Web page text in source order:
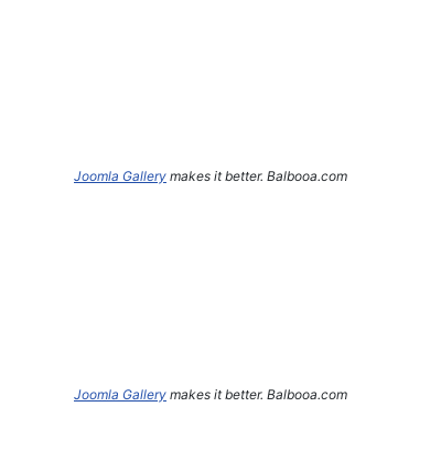
Joomla Gallery makes it better. Balbooa.com
Joomla Gallery makes it better. Balbooa.com